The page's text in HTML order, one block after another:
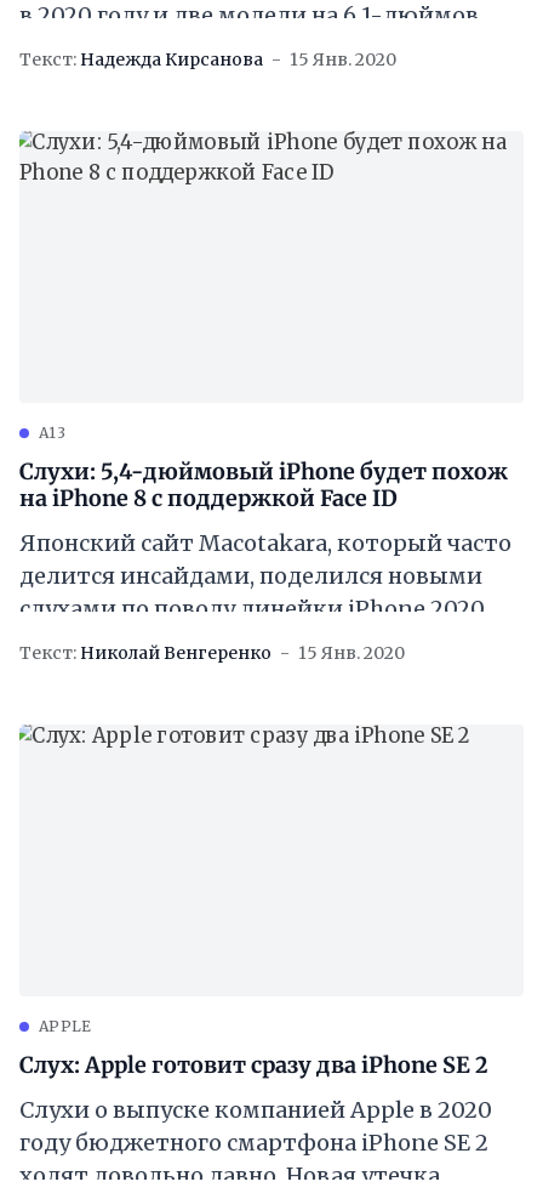
в 2020 году и две модели на 6,1-дюймов.
Текст: Надежда Кирсанова 15 Янв. 2020
A13
Слухи: 5,4-дюймовый iPhone будет похож
на iPhone 8 с поддержкой Face ID
Японский сайт Macotakara, который часто
делится инсайдами, поделился новыми
слухами по поводу линейки iPhone 2020
года. Есть мнения, что Apple создает
Текст: Николай Венгеренко 15 Янв. 2020
APPLE
Слух: Apple готовит сразу два iPhone SE 2
Слухи о выпуске компанией Apple в 2020
году бюджетного смартфона iPhone SE 2
ходят довольно давно. Новая утечка